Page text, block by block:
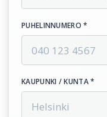
PUHELINNUMERO *
KAUPUNKI / KUNTA *